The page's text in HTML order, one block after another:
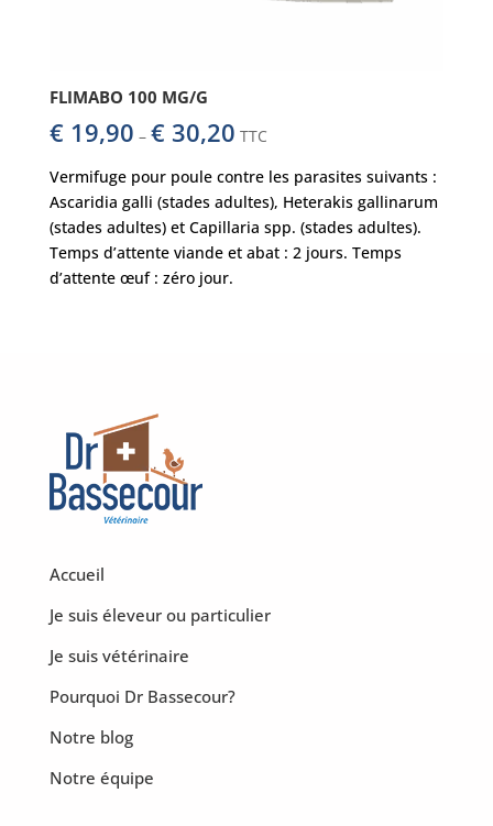
FLIMABO 100 MG/G
€ 19,90 – € 30,20 TTC
Vermifuge pour poule contre les parasites suivants :
Ascaridia galli (stades adultes), Heterakis gallinarum
(stades adultes) et Capillaria spp. (stades adultes).
Temps d’attente viande et abat : 2 jours. Temps
d’attente œuf : zéro jour.
Accueil
Je suis éleveur ou particulier
Je suis vétérinaire
Pourquoi Dr Bassecour?
Notre blog
Notre équipe